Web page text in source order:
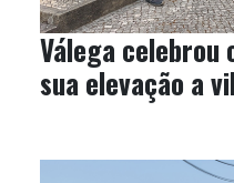
Válega celebrou
sua elevação a